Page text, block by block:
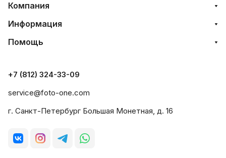
Компания
Информация
Помощь
+7 (812) 324-33-09
service@foto-one.com
г. Санкт-Петербург Большая Монетная, д. 16